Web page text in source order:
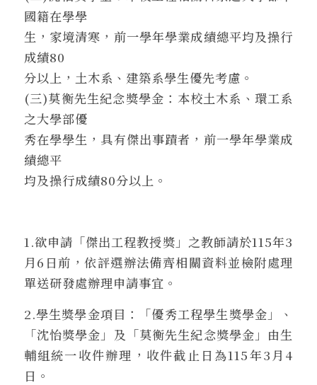
國籍在學學
生，家境清寒，前一學年學業成績總平均及操行
成績80
分以上，土木系、建築系學生優先考慮。
(三)莫衡先生紀念獎學金：本校土木系、環工系
之大學部優
秀在學學生，具有傑出事蹟者，前一學年學業成
績總平
均及操行成績80分以上。
1.欲申請「傑出工程教授獎」之教師請於115年3
月6日前，依評選辦法備齊相關資料並檢附處理
單送研發處辦理申請事宜。
2.學生獎學金項目：「優秀工程學生獎學金」、
「沈怡獎學金」及「莫衡先生紀念獎學金」由生
輔組統一收件辦理，收件截止日為115年3月4
日。